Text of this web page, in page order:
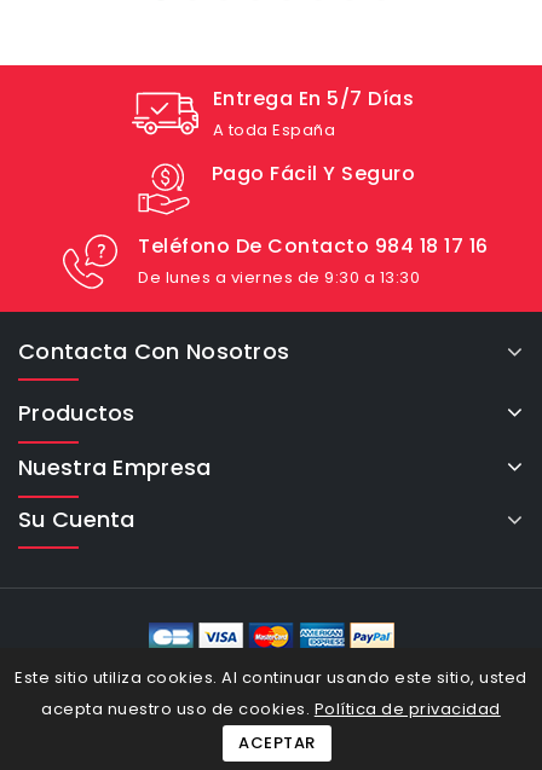
Entrega En 5/7 Días
A toda España
Pago Fácil Y Seguro
Teléfono De Contacto 984 18 17 16
De lunes a viernes de 9:30 a 13:30
Contacta Con Nosotros
Productos
Nuestra Empresa
Su Cuenta
Este sitio utiliza cookies. Al continuar usando este sitio, usted
acepta nuestro uso de cookies. Política de privacidad
ACEPTAR
eCommerce Cybertron © 2026